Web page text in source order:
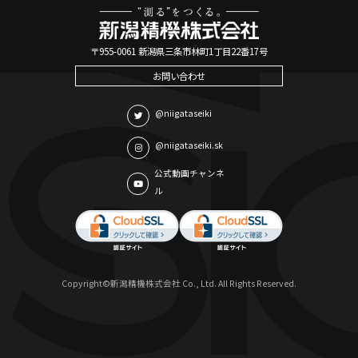
〒955-0061 新潟県三条市林町1丁目22番17号
お問い合わせ
@niigataseiki
@niigataseiki.sk
公式動画チャンネ
ル
Copyright©新潟精機株式会社 Co., Ltd. All Rights Reserved.